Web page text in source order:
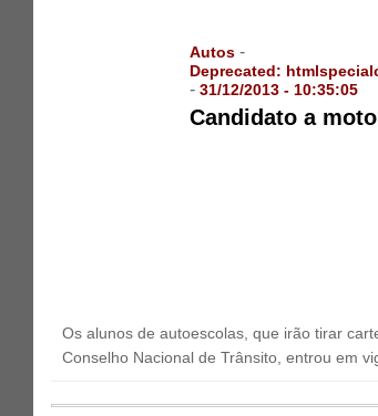
Autos -
Deprecated:
-31/12/2013 - 10:35:05
Candidato a
Os alunos de autoescolas, que irão tirar
Conselho Nacional de Trânsito, entrou em